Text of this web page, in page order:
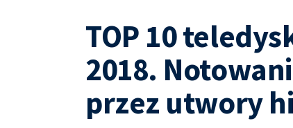
TOP 10
2018.
przez utwory